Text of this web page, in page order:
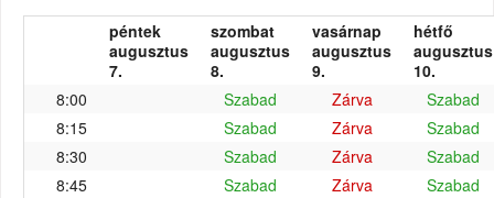
péntek
augusztus
7.
szombat
augusztus
8.
vasárnap
augusztus
9.
hétfő
augusztus
10.
8:00
Szabad Zárva
Szabad
8:15
Szabad Zárva
Szabad
8:30
Szabad Zárva
Szabad
8:45
Szabad Zárva
Szabad